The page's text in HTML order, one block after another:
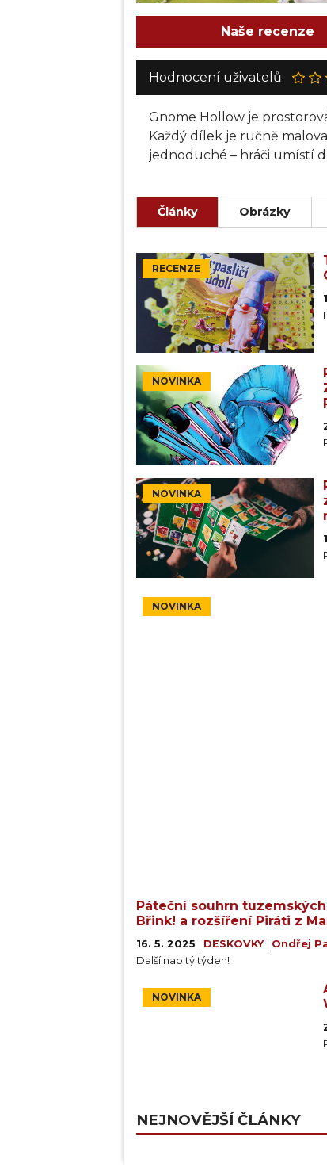
Naše recenze
Hodnocení uživatelů:
Gnome Hollow je
Každý dílek je ručně
jednoduché – hráči umístí
Články Obrázky
RECENZE
NOVINKA
NOVINKA
NOVINKA
Páteční souhrn
Břink! a rozšíření Piráti z
16. 5. 2025 DESKOVKY Ondřej
Další nabitý týden!
NOVINKA
NEJNOVĚJŠÍ ČLÁNKY